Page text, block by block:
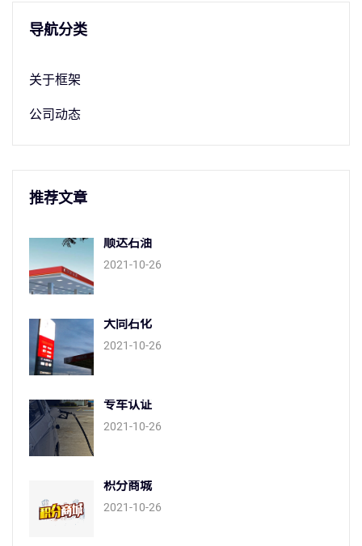
导航分类
关于框架
公司动态
推荐文章
顺达石油
2021-10-26
大同石化
2021-10-26
专车认证
2021-10-26
积分商城
2021-10-26